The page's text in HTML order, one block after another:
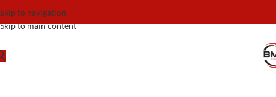
Skip to navigation
Skip to main content